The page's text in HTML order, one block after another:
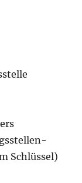
Schlüssel)